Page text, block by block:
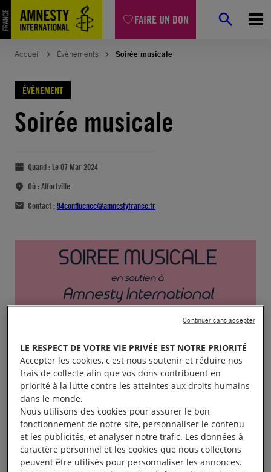
FAIRE UN DON
Accueil Évènements Soirée musicale
ÉVÈNEMENT
Soirée musicale
Quand : Le 07 Mar 2024
Où :Alfortville
Contact :94confluence@amnestyfrance.fr
LE RESPECT DE VOTRE VIE PRIVÉE EST NOTRE PRIORITÉ
Accepter les cookies, c'est nous soutenir et réduire nos
frais de collecte afin que vos dons contribuent en
priorité à la lutte contre les atteintes aux droits humains
dans le monde.
Nous utilisons des cookies pour assurer le bon
fonctionnement de notre site, personnaliser le contenu
et les publicités, et analyser notre trafic. Les données à
caractère personnel et les cookies que nous collectons
peuvent être utilisés pour personnaliser les annonces.
Continuer sans accepter